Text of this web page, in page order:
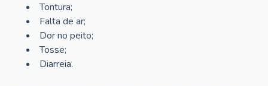
Tontura;
Falta de ar;
Dor no peito;
Tosse;
Diarreia.